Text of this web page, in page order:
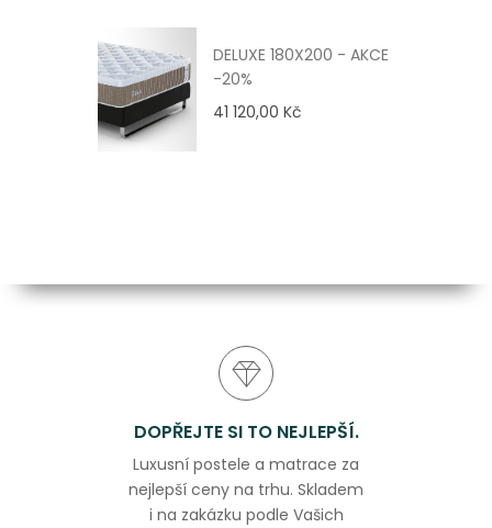
DELUXE 180X200 - AKCE
-20%
41 120,00 Kč
DOPŘEJTE SI TO NEJLEPŠÍ.
Luxusní postele a matrace za
nejlepší ceny na trhu. Skladem
i na zakázku podle Vašich